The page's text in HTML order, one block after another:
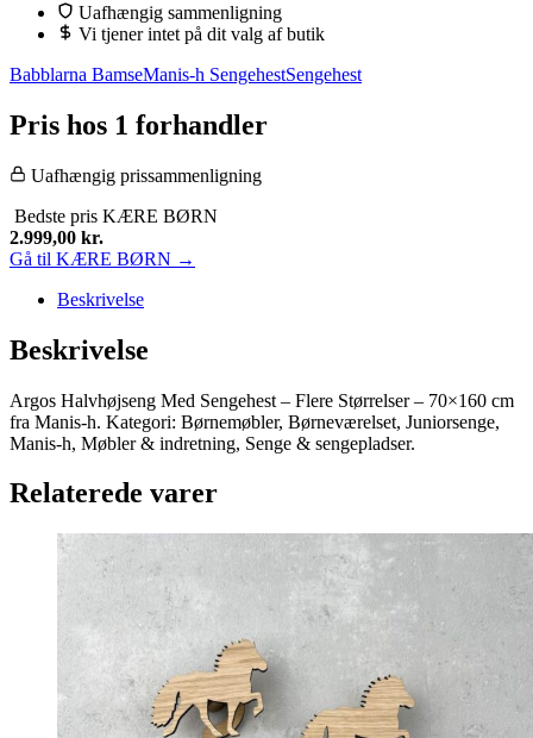
Uafhængig sammenligning
Vi tjener intet på dit valg af butik
Babblarna BamseManis-h SengehestSengehest
Pris hos 1 forhandler
Uafhængig prissammenligning
Bedste pris KÆRE BØRN
2.999,00 kr.
Gå til KÆRE BØRN →
Beskrivelse
Beskrivelse
Argos Halvhøjseng Med Sengehest – Flere Størrelser – 70×160 cm
fra Manis-h. Kategori: Børnemøbler, Børneværelset, Juniorsenge,
Manis-h, Møbler & indretning, Senge & sengepladser.
Relaterede varer